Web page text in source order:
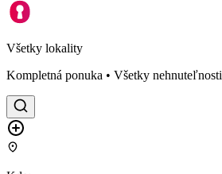
Všetky lokality
Kompletná ponuka • Všetky nehnuteľnosti